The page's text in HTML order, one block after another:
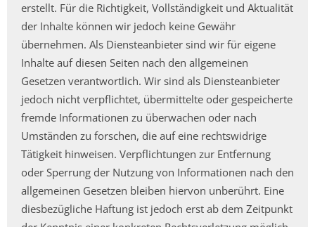
erstellt. Für die Richtigkeit, Vollständigkeit und Aktualität
der Inhalte können wir jedoch keine Gewähr
übernehmen. Als Diensteanbieter sind wir für eigene
Inhalte auf diesen Seiten nach den allgemeinen
Gesetzen verantwortlich. Wir sind als Diensteanbieter
jedoch nicht verpflichtet, übermittelte oder gespeicherte
fremde Informationen zu überwachen oder nach
Umständen zu forschen, die auf eine rechtswidrige
Tätigkeit hinweisen. Verpflichtungen zur Entfernung
oder Sperrung der Nutzung von Informationen nach den
allgemeinen Gesetzen bleiben hiervon unberührt. Eine
diesbezügliche Haftung ist jedoch erst ab dem Zeitpunkt